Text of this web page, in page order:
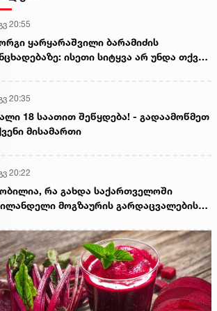
20:55
ყარყარაშვილი ბარამიძის
ისეთი სიტყვა არ უნდა თქვა,
წარმოაჩენს, შენი სიტყვები
და რუსული სააგენტოების მიერ
წაღებული და ყველა ქართველს
20:35
18 საათით შეწყდება! - გადაამოწმეთ
მისამართი
20:22
რა გახდა საქართველოში
მოგზაურის გარდაცვალების